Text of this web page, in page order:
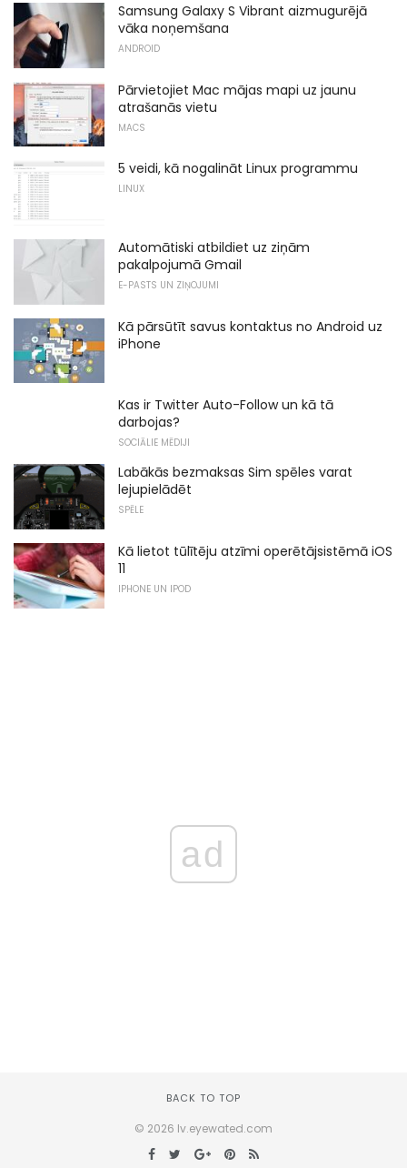
Samsung Galaxy S Vibrant aizmugurējā
vāka noņemšana
ANDROID
Pārvietojiet Mac mājas mapi uz jaunu
atrašanās vietu
MACS
5 veidi, kā nogalināt Linux programmu
LINUX
Automātiski atbildiet uz ziņām
pakalpojumā Gmail
E-PASTS UN ZIŅOJUMI
Kā pārsūtīt savus kontaktus no Android uz
iPhone
Kas ir Twitter Auto-Follow un kā tā
darbojas?
SOCIĀLIE MĒDIJI
Labākās bezmaksas Sim spēles varat
lejupielādēt
SPĒLE
Kā lietot tūlītēju atzīmi operētājsistēmā iOS
11
IPHONE UN IPOD
ad
BACK TO TOP
© 2026 lv.eyewated.com